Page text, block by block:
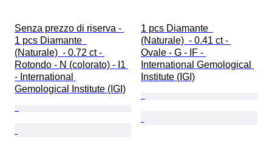
Senza prezzo di riserva -
1 pcs Diamante
(Naturale)  - 0.72 ct -
Rotondo - N (colorato) - I1
- International
Gemological Institute (IGI)
1 pcs Diamante
(Naturale)  - 0.41 ct -
Ovale - G - IF -
International Gemological
Institute (IGI)